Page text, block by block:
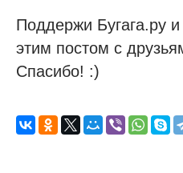
Поддержи Бугага.ру
этим постом с
Спасибо! :)